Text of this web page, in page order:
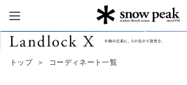
Snow Peak
トップ ＞ コーディネート一覧